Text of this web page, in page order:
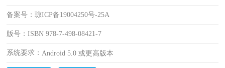
备案号：琼ICP备19004250号-25A
版号：ISBN 978-7-498-08421-7
系统要求： Android 5.0 或更高版本